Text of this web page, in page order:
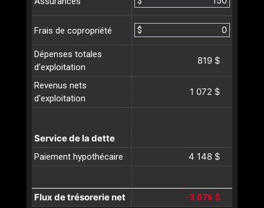
Frais de copropriété $
Dépenses totales
d'exploitation
819 $
Revenus nets
d'exploitation
1 072 $
Service de la dette
Paiement hypothécaire 4 148 $
Flux de trésorerie net -3 076 $